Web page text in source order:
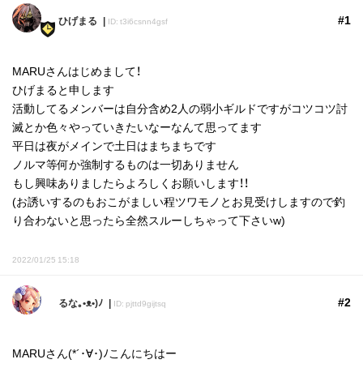
ひげまる ID: t3i6csnn4gsf #1
MARUさんはじめまして！
ひげまると申します
活動してるメンバーは自分含め2人の弱小ギルドですがコツコツ討
滅とか色々やっていきたいなーなんて思ってます
平日は夜がメインで土日はまちまちです
ノルマ等何か強制するものは一切ありません
もし興味ありましたらよろしくお願いします！！
(お誘いするのもおこがましい程ツワモノとお見受けしますので釣
り合わないと思ったら全然スルーしちゃって下さいw)
2022/01/25 15:18
るな｡•ᴥ•)ﾉ ID: pjttd9gijtsq #2
MARUさん(*´･∀･)ﾉこんにちはー